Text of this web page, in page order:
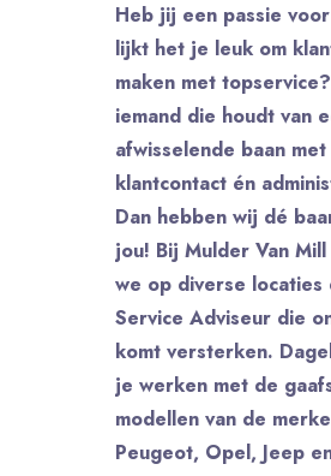
Heb jij een passie
lijkt het je leuk om
maken met
iemand die houdt van
afwisselende baan
klantcontact én
Dan hebben wij dé
jou! Bij Mulder Van
we op diverse locaties
Service Adviseur die
komt versterken.
je werken met de
modellen van de
Peugeot, Opel, Jeep